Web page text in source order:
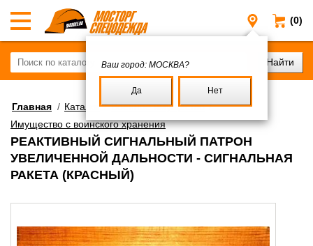
(0)
Москва
Ваш город: МОСКВА?
Да Нет
Главная / Каталог/Военное имущество/
Имущество с воинского хранения
РЕАКТИВНЫЙ СИГНАЛЬНЫЙ ПАТРОН
УВЕЛИЧЕННОЙ ДАЛЬНОСТИ - СИГНАЛЬНАЯ
РАКЕТА (КРАСНЫЙ)